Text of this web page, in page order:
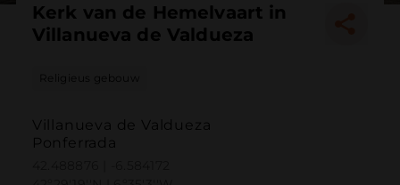
Kerk van de Hemelvaart in
Villanueva de Valdueza
Religieus gebouw
Villanueva de Valdueza
Ponferrada